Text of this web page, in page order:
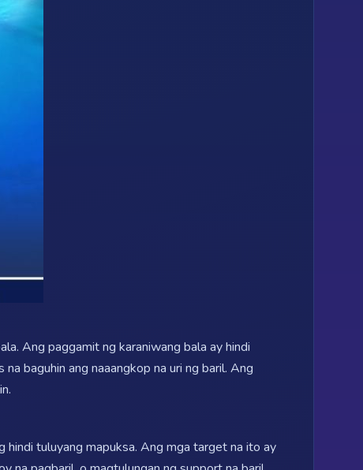
Ang paggamit ng karaniwang bala ay hindi
baguhin ang naaangkop na uri ng baril. Ang
hindi tuluyang mapuksa. Ang mga target na ito ay